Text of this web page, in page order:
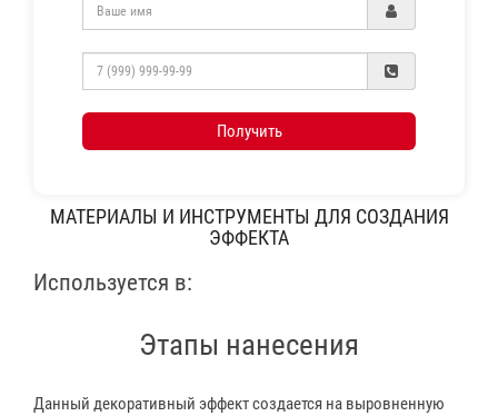
Получить
МАТЕРИАЛЫ И ИНСТРУМЕНТЫ ДЛЯ СОЗДАНИЯ
ЭФФЕКТА
Используется в:
Этапы нанесения
Данный декоративный эффект создается на выровненную